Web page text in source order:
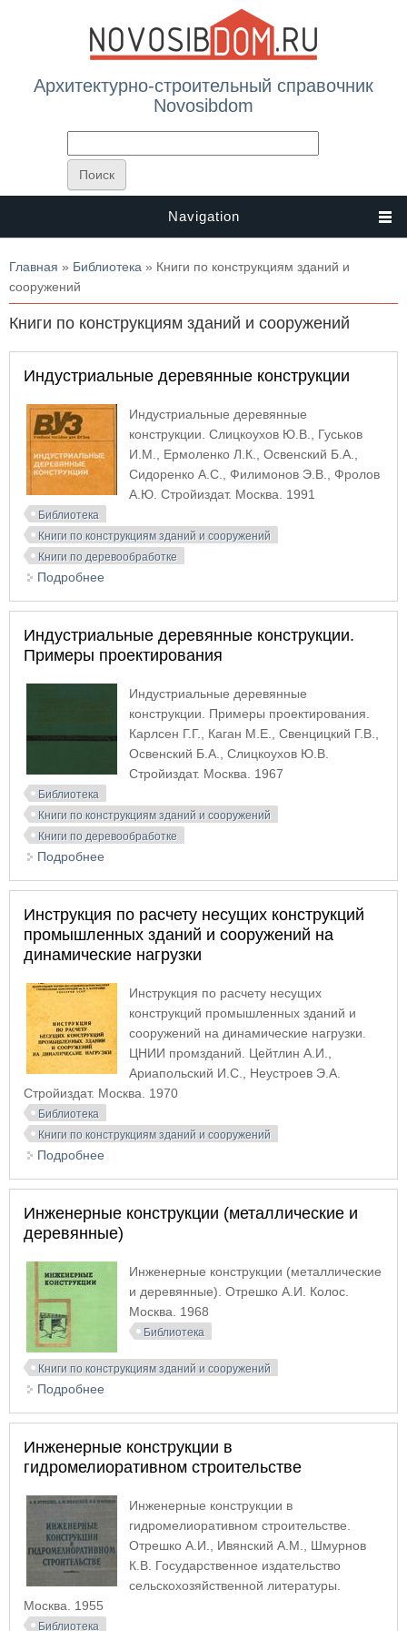
Архитектурно-строительный справочник
Novosibdom
Navigation
Вы здесь
Главная » Библиотека » Книги по конструкциям зданий и
сооружений
Книги по конструкциям зданий и сооружений
Индустриальные деревянные конструкции
Индустриальные деревянные
конструкции. Слицкоухов Ю.В., Гуськов
И.М., Ермоленко Л.К., Освенский Б.А.,
Сидоренко А.С., Филимонов Э.В., Фролов
А.Ю. Стройиздат. Москва. 1991
Библиотека
Книги по конструкциям зданий и сооружений
Книги по деревообработке
Подробнее
Индустриальные деревянные конструкции.
Примеры проектирования
Индустриальные деревянные
конструкции. Примеры проектирования.
Карлсен Г.Г., Каган М.Е., Свенцицкий Г.В.,
Освенский Б.А., Слицкоухов Ю.В.
Стройиздат. Москва. 1967
Библиотека
Книги по конструкциям зданий и сооружений
Книги по деревообработке
Подробнее
Инструкция по расчету несущих конструкций
промышленных зданий и сооружений на
динамические нагрузки
Инструкция по расчету несущих
конструкций промышленных зданий и
сооружений на динамические нагрузки.
ЦНИИ промзданий. Цейтлин А.И.,
Ариапольский И.С., Неустроев Э.А.
Стройиздат. Москва. 1970
Библиотека
Книги по конструкциям зданий и сооружений
Подробнее
Инженерные конструкции (металлические и
деревянные)
Инженерные конструкции (металлические
и деревянные). Отрешко А.И. Колос.
Москва. 1968
Библиотека
Книги по конструкциям зданий и сооружений
Подробнее
Инженерные конструкции в
гидромелиоративном строительстве
Инженерные конструкции в
гидромелиоративном строительстве.
Отрешко А.И., Ивянский А.М., Шмурнов
К.В. Государственное издательство
сельскохозяйственной литературы.
Москва. 1955
Библиотека